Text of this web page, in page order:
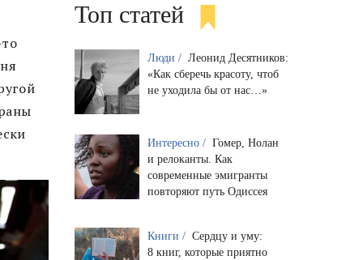
Топ статей
Люди / Леонид Десятников:
«Как сберечь красоту, чтоб
не уходила бы от нас…»
Интересно / Гомер, Нолан
и релоканты. Как
современные эмигранты
повторяют путь Одиссея
Книги / Сердцу и уму:
8 книг, которые приятно